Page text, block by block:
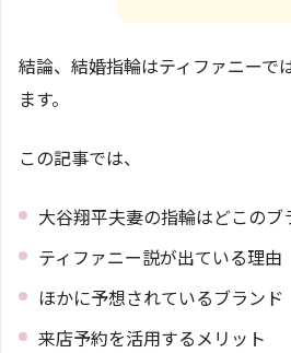
結論、結婚指輪はティファニーで
ます。
この記事では、
大谷翔平夫妻の指輪はどこのブ
ティファニー説が出ている理由
ほかに予想されているブランド
来店予約を活用するメリット